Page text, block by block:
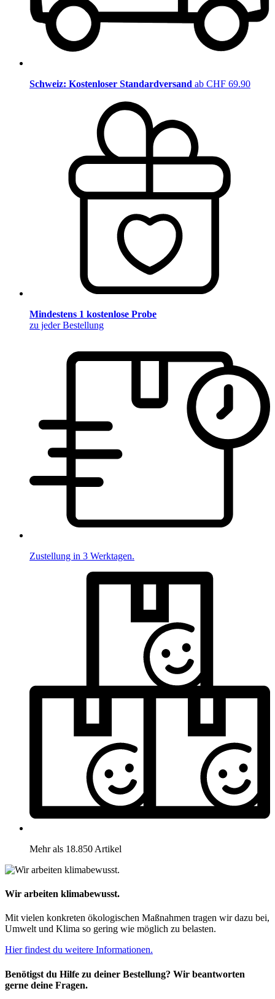
Schweiz: Kostenloser Standardversand ab CHF 69.90
Mindestens 1 kostenlose Probe
zu jeder Bestellung
Zustellung in 3 Werktagen.
Mehr als 18.850 Artikel
Wir arbeiten klimabewusst.
Mit vielen konkreten ökologischen Maßnahmen tragen wir dazu bei,
Umwelt und Klima so gering wie möglich zu belasten.
Hier findest du weitere Informationen.
Benötigst du Hilfe zu deiner Bestellung? Wir beantworten
gerne deine Fragen.